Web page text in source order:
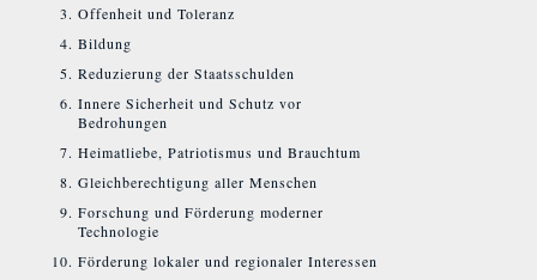
Offenheit und Toleranz
Bildung
Reduzierung der Staatsschulden
Innere Sicherheit und Schutz vor
Bedrohungen
Heimatliebe, Patriotismus und Brauchtum
Gleichberechtigung aller Menschen
Forschung und Förderung moderner
Technologie
Förderung lokaler und regionaler Interessen